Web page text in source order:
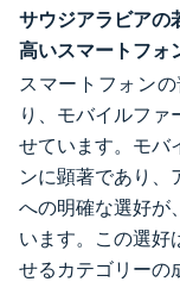
サウジアラビアの
高いスマートフォ
スマートフォン
り、モバイルファ
せています。モバ
ンに顕著であり、
への明確な選好が
います。この選好
せるカテゴリーの